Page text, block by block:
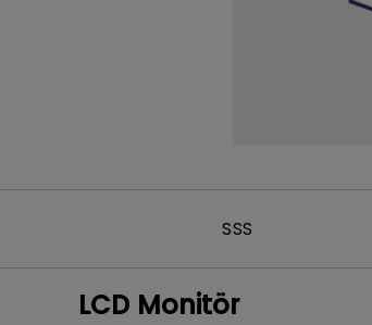
SSS
LCD Monitör